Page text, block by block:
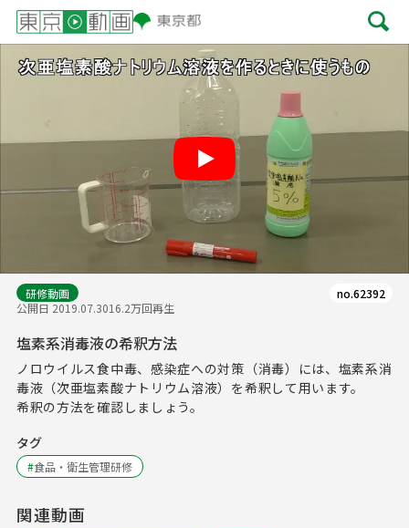
研修動画
公開日 2019.07.3016.2万回再生
no.62392
塩素系消毒液の希釈方法
ノロウイルス食中毒、感染症への対策（消毒）には、塩素系消
毒液（次亜塩素酸ナトリウム溶液）を希釈して用います。
希釈の方法を確認しましょう。
タグ
#食品・衛生管理研修
関連動画